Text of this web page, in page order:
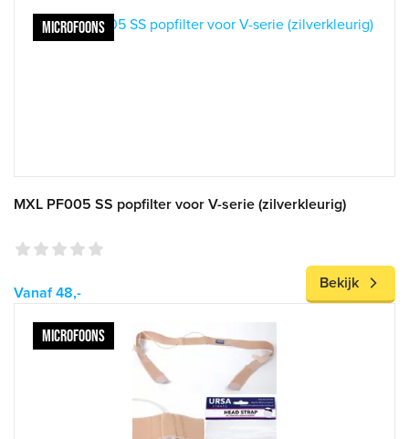
MICROFOONS
MXL PF005 SS popfilter voor V-serie (zilverkleurig)
Vanaf 48,-
Bekijk
MICROFOONS